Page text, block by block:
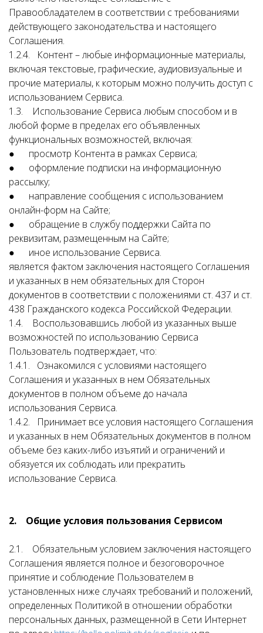
Правообладателем в соответствии с требованиями
действующего законодательства и настоящего
Соглашения.
1.2.4. Контент – любые информационные материалы,
включая текстовые, графические, аудиовизуальные и
прочие материалы, к которым можно получить доступ с
использованием Сервиса.
1.3. Использование Сервиса любым способом и в
любой форме в пределах его объявленных
функциональных возможностей, включая:
● просмотр Контента в рамках Сервиса;
● оформление подписки на информационную
рассылку;
● направление сообщения с использованием
онлайн-форм на Сайте;
● обращение в службу поддержки Сайта по
реквизитам, размещенным на Сайте;
● иное использование Сервиса.
является фактом заключения настоящего Соглашения
и указанных в нем обязательных для Сторон
документов в соответствии с положениями ст. 437 и ст.
438 Гражданского кодекса Российской Федерации.
1.4. Воспользовавшись любой из указанных выше
возможностей по использованию Сервиса
Пользователь подтверждает, что:
1.4.1. Ознакомился с условиями настоящего
Соглашения и указанных в нем Обязательных
документов в полном объеме до начала
использования Сервиса.
1.4.2. Принимает все условия настоящего Соглашения
и указанных в нем Обязательных документов в полном
объеме без каких-либо изъятий и ограничений и
обязуется их соблюдать или прекратить
использование Сервиса.
2. Общие условия пользования Сервисом
2.1. Обязательным условием заключения настоящего
Соглашения является полное и безоговорочное
принятие и соблюдение Пользователем в
установленных ниже случаях требований и положений,
определенных Политикой в отношении обработки
персональных данных, размещенной в Сети Интернет